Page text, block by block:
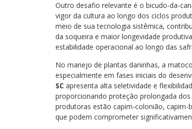
Outro desafio relevante é o bicudo-da-
vigor da cultura ao longo dos ciclos
meio de sua tecnologia sistêmica,
da soqueira e maior longevidade
estabilidade operacional ao longo das
No manejo de plantas daninhas, a
especialmente em fases iniciais do
SC apresenta alta seletividade e
proporcionando proteção prolongada dos
produtoras estão capim-colonião,
que podem comprometer